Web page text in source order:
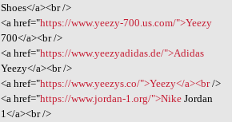
Shoes</a><br />
<a href="https://www.yeezy-700.us.com/">Yeezy
700</a><br />
<a href="https://www.yeezyadidas.de/">Adidas
Yeezy</a><br />
<a href="https://www.yeezys.co/">Yeezy</a><br/>
<a href="https://www.jordan-1.org/">NikeJordan
1</a><br />